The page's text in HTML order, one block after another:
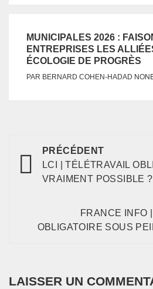
MUNICIPALES 2026 :
ENTREPRISES LES
ÉCOLOGIE DE PROGRÈS
PAR BERNARD COHEN-HADAD
PRÉCÉDENT
LCI | TÉLÉTRAVAIL
VRAIMENT POSSIBLE ?
FRANCE INFO
OBLIGATOIRE SOUS
LAISSER UN